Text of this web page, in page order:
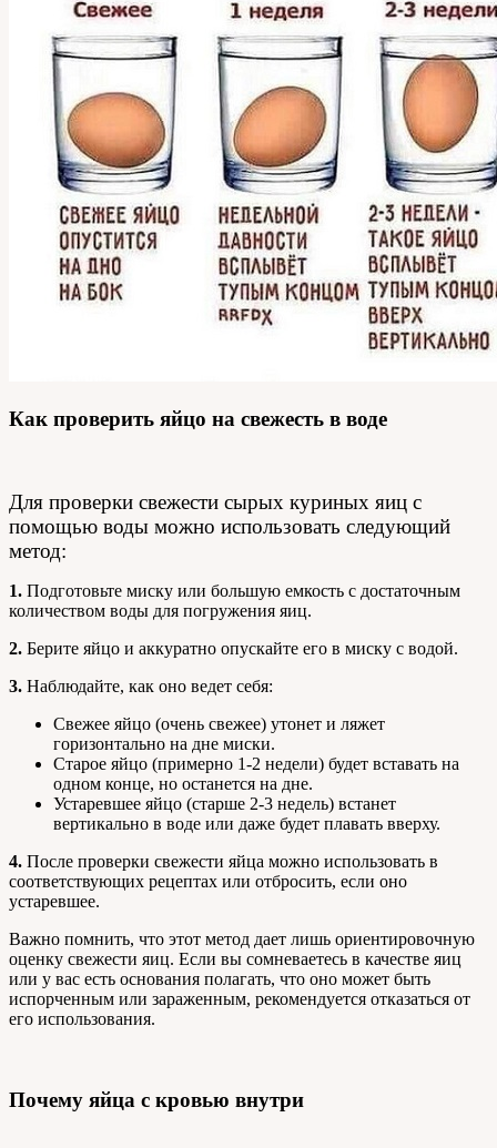
Как проверить яйцо на свежесть в воде
Для проверки свежести сырых куриных яиц с
помощью воды можно использовать следующий
метод:
1. Подготовьте миску или большую емкость с достаточным
количеством воды для погружения яиц.
2. Берите яйцо и аккуратно опускайте его в миску с водой.
3. Наблюдайте, как оно ведет себя:
Свежее яйцо (очень свежее) утонет и ляжет
горизонтально на дне миски.
Старое яйцо (примерно 1-2 недели) будет вставать на
одном конце, но останется на дне.
Устаревшее яйцо (старше 2-3 недель) встанет
вертикально в воде или даже будет плавать вверху.
4. После проверки свежести яйца можно использовать в
соответствующих рецептах или отбросить, если оно
устаревшее.
Важно помнить, что этот метод дает лишь ориентировочную
оценку свежести яиц. Если вы сомневаетесь в качестве яиц
или у вас есть основания полагать, что оно может быть
испорченным или зараженным, рекомендуется отказаться от
его использования.
Почему яйца с кровью внутри